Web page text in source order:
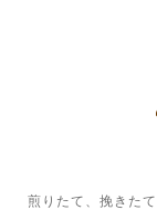
煎りたて、挽きた